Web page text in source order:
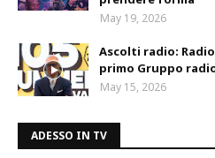
May 19, 2026
Ascolti radio:
primo Gruppo
May 15, 2026
ADESSO IN TV